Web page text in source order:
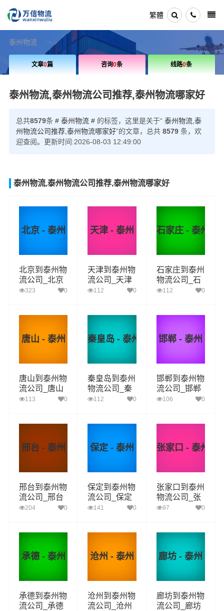
繁體
泰州物流
文章0篇 咨询0条 线路0条
泰州物流,泰州物流公司推荐,泰州物流哪家好
总共8579条 # 泰州物流 #的标签，这里是关于“ 泰州物流,泰
州物流公司推荐,泰州物流哪家好”的文章，总共 8579条，欢
迎查阅。更新时间:2026-08-03 12:49:00
泰州物流,泰州物流公司推荐,泰州物流哪家好
北京 - 泰州
北京到泰州物
流公司_北京
到泰州货运_
323 0
天津 - 泰州
天津到泰州物
流公司_天津
到泰州货运_
112 0
石家庄 - 泰州
石家庄到泰州
物流公司_石
家庄到泰州货
112 0
唐山 - 泰州
唐山到泰州物
流公司_唐山
到泰州货运_
113 0
秦皇岛 - 泰州
秦皇岛到泰州
物流公司_秦
皇岛到泰州货
112 0
邯郸 - 泰州
邯郸到泰州物
流公司_邯郸
到泰州货运_
106 0
邢台 - 泰州
邢台到泰州物
流公司_邢台
到泰州货运_
204 0
保定 - 泰州
保定到泰州物
流公司_保定
到泰州货运_
141 0
张家口 - 泰州
张家口到泰州
物流公司_张
家口到泰州货
97 0
承德 - 泰州
承德到泰州物
流公司_承德
沧州 - 泰州
沧州到泰州物
流公司_沧州
廊坊 - 泰州
廊坊到泰州物
流公司_廊坊